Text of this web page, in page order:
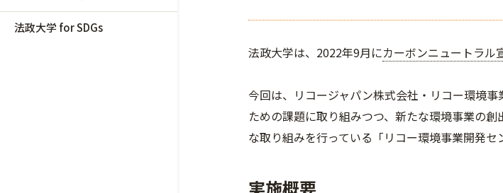
法政大学 for SDGs
法政大学は、2022年9月にカーボンニュートラル
今回は、リコージャパン株式会社・リコー環境
ための課題に取り組みつつ、新たな環境事業の
な取り組みを行っている「リコー環境事業開発セ
実施概要